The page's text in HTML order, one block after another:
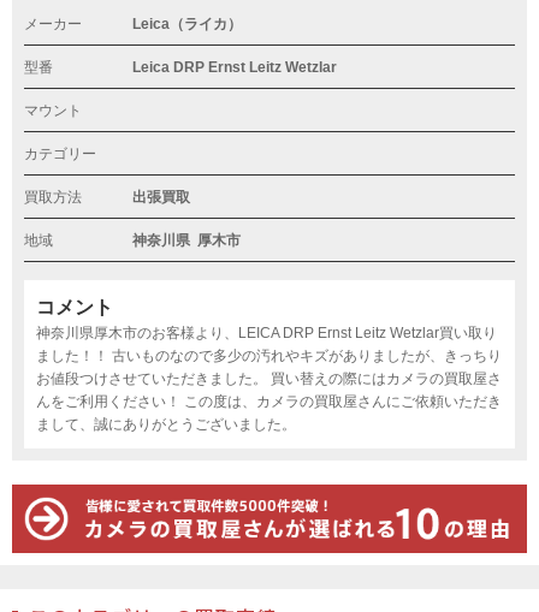
メーカー Leica（ライカ）
型番 Leica DRP Ernst Leitz Wetzlar
マウント
カテゴリー
買取方法 出張買取
地域 神奈川県 厚木市
コメント
神奈川県厚木市のお客様より、LEICA DRP Ernst Leitz Wetzlar買い取り
ました！！ 古いものなので多少の汚れやキズがありましたが、きっちり
お値段つけさせていただきました。 買い替えの際にはカメラの買取屋さ
んをご利用ください！ この度は、カメラの買取屋さんにご依頼いただき
まして、誠にありがとうございました。